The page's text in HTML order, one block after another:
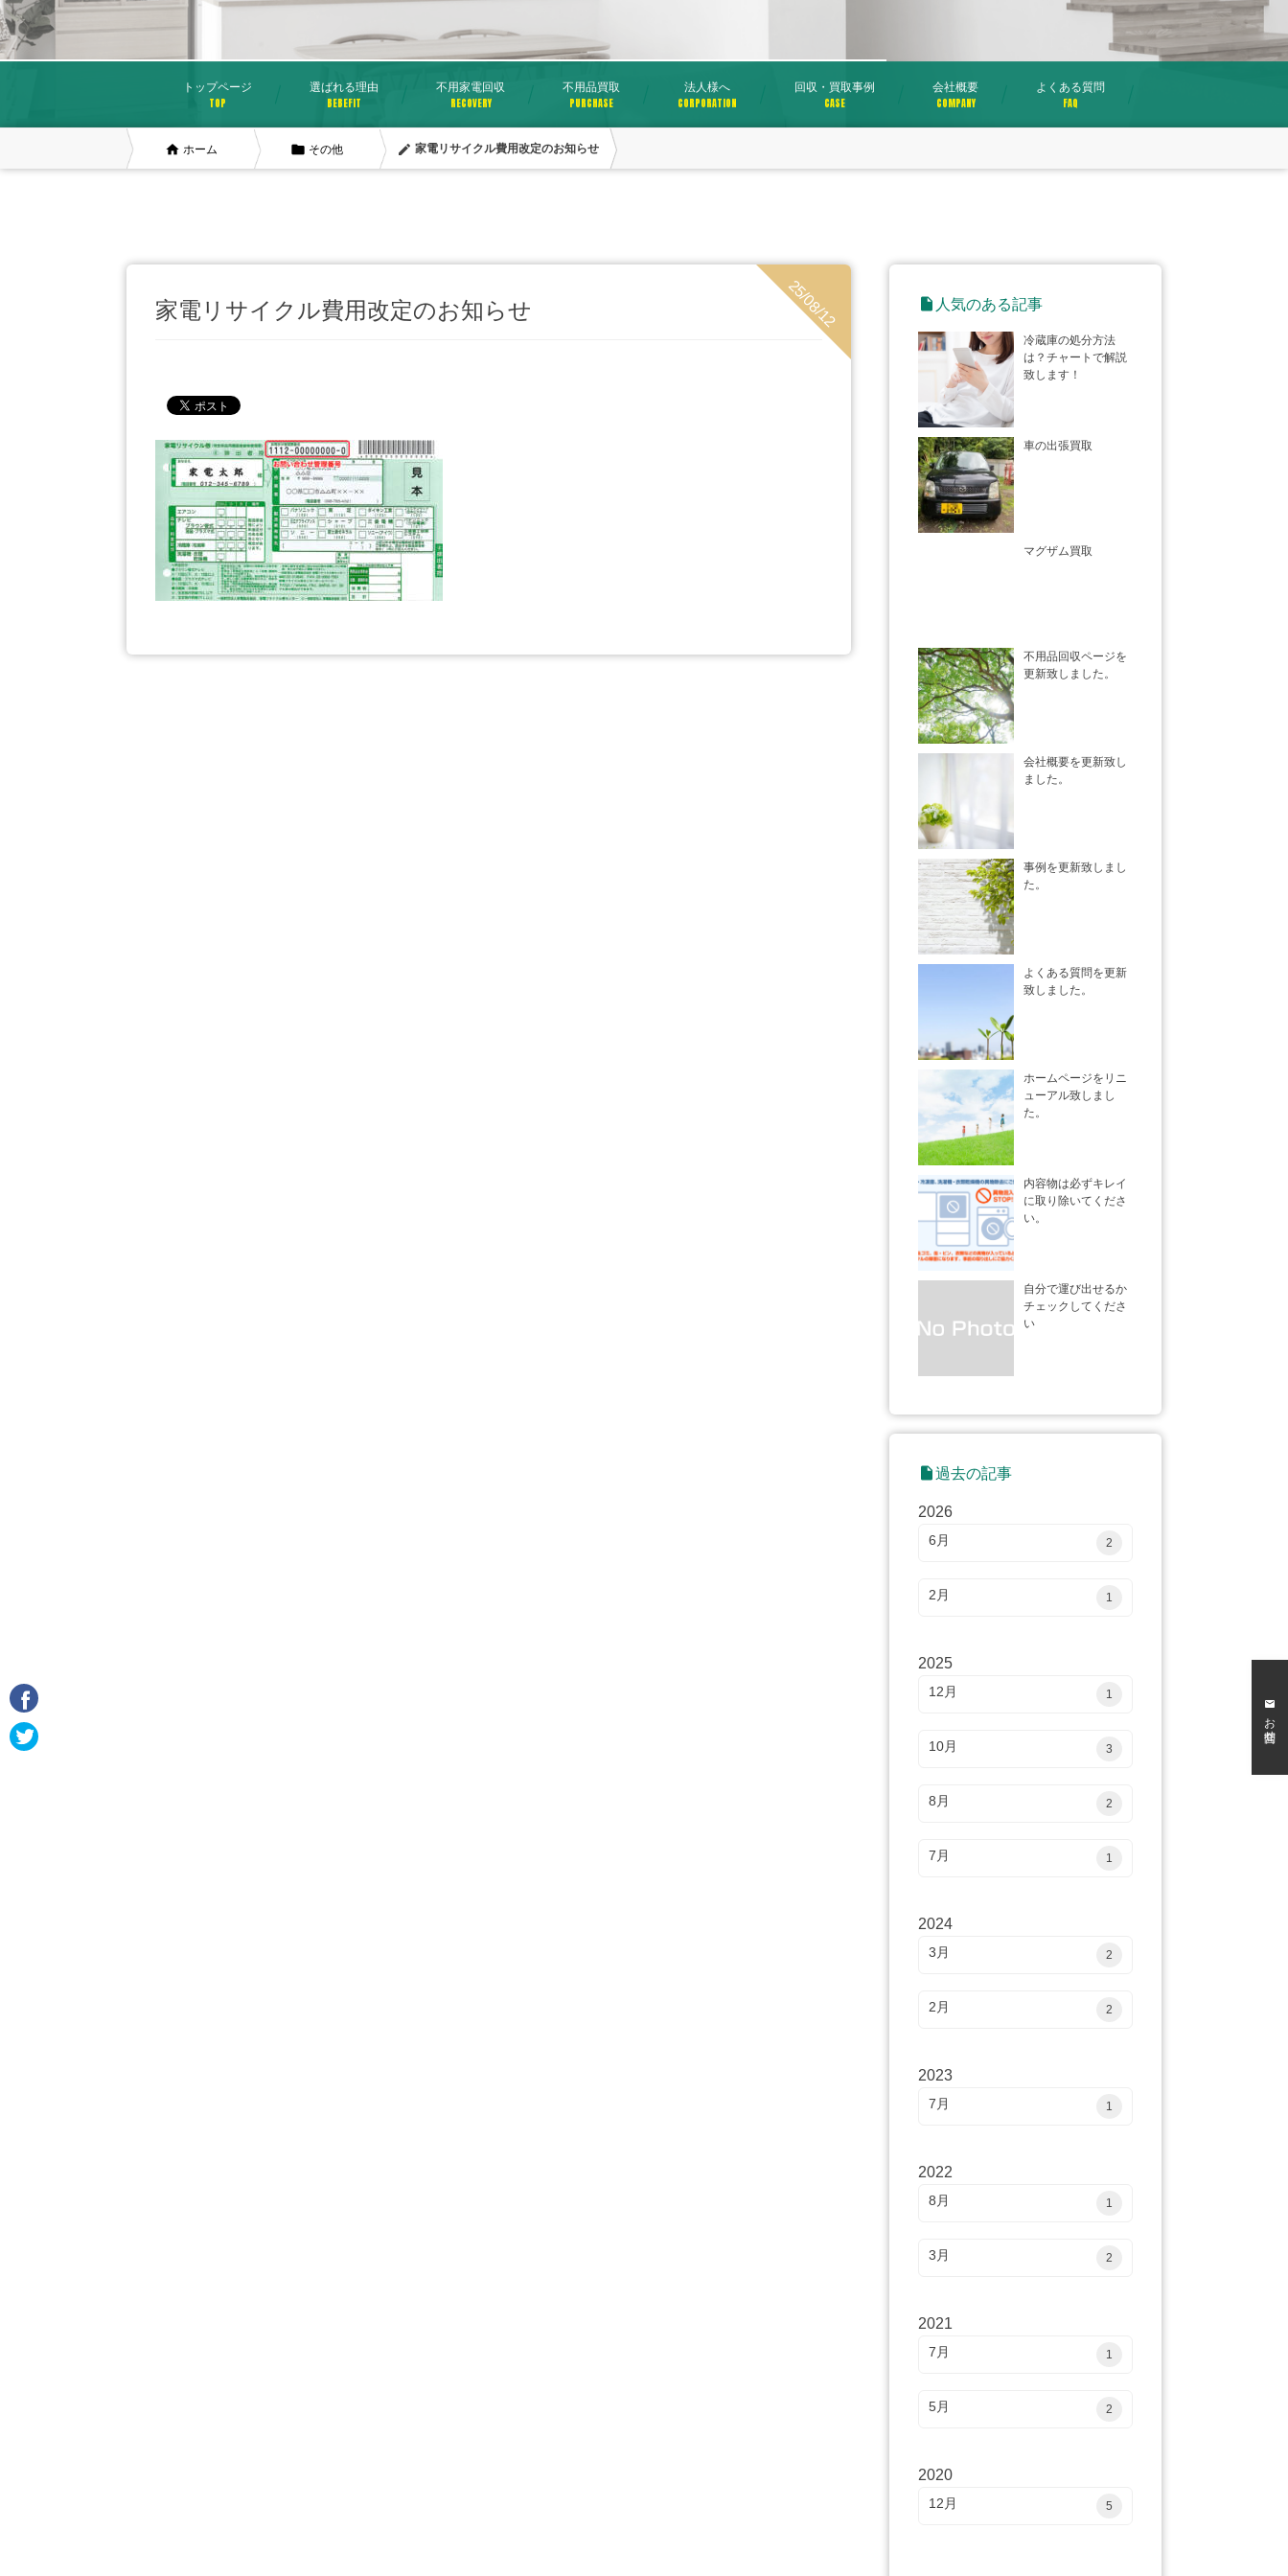
mail
お問合せ
トップページ
TOP
選ばれる理由
BEBEFIT
不用家電回収
RECOVERY
不用品買取
PURCHASE
法人様へ
CORPORATION
回収・買取事例
CASE
会社概要
COMPANY
よくある質問
FAQ
home ホーム folder その他 mode_edit 家電リサイクル費用改定のお知らせ
家電リサイクル費用改定のお知らせ 25/08/12 insert_drive_file 人気のある記事
冷蔵庫の処分方法
は？チャートで解説
致します！
車の出張買取
マグザム買取
不用品回収ページを
更新致しました。
会社概要を更新致し
ました。
事例を更新致しまし
た。
よくある質問を更新
致しました。
ホームページをリニ
ューアル致しまし
た。
内容物は必ずキレイ
に取り除いてくださ
い。
自分で運び出せるか
チェックしてくださ
い
insert_drive_file過去の記事
2026
6月 2
2月 1
2025
12月 1
10月 3
8月 2
7月 1
2024
3月 2
2月 2
2023
7月 1
2022
8月 1
3月 2
2021
7月 1
5月 2
2020
12月 5